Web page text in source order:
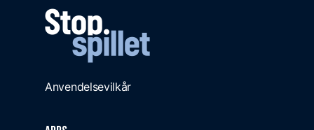
Anvendelsevilkår